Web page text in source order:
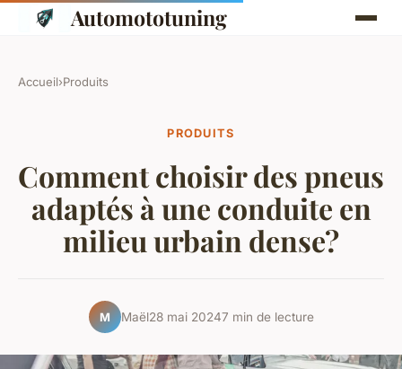
Automototuning
Accueil›Produits
PRODUITS
Comment choisir des pneus
adaptés à une conduite en
milieu urbain dense?
M Maël28 mai 20247 min de lecture